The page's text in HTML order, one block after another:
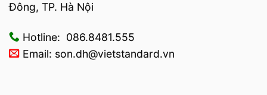
Đông, TP. Hà Nội
Hotline: 086.8481.555
Email: son.dh@vietstandard.vn